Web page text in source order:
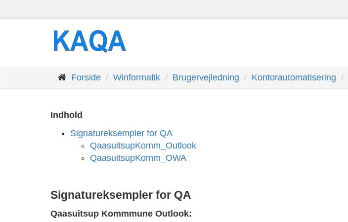
Forside Winformatik Brugervejledning Kontorautomatisering
Indhold
Signatureksempler for QA
QaasuitsupKomm_Outlook
QaasuitsupKomm_OWA
Signatureksempler for QA
Qaasuitsup Kommmune Outlook: